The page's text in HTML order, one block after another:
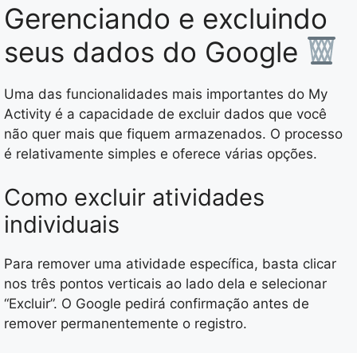
Gerenciando e excluindo
seus dados do Google
Uma das funcionalidades mais importantes do My
Activity é a capacidade de excluir dados que você
não quer mais que fiquem armazenados. O processo
é relativamente simples e oferece várias opções.
Como excluir atividades
individuais
Para remover uma atividade específica, basta clicar
nos três pontos verticais ao lado dela e selecionar
“Excluir”. O Google pedirá confirmação antes de
remover permanentemente o registro.